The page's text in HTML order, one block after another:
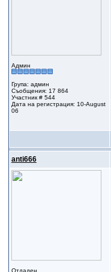
Админ
Група: админ
Съобщения: 17 864
Участник # 544
Дата на регистрация: 10-August
06
anti666
Отдаден